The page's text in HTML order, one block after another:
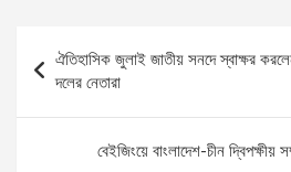
b
o
o
g
er
s
A
p
p
Post
navigation
ঐতিহাসিক জুলাই জাতীয় সনদে স্বাক্ষর
দলের নেতারা
বেইজিংয়ে বাংলাদেশ-চীন দ্বিপক্ষীয়